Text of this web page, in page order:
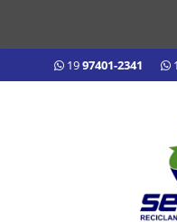
1997401-2341